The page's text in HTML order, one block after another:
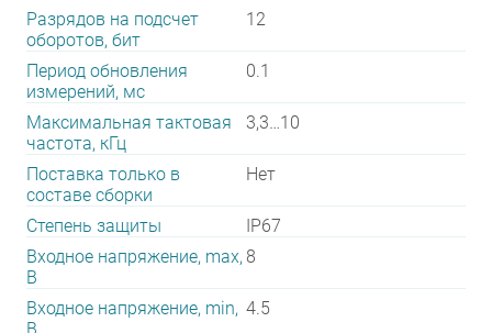
Разрядов на подсчет
оборотов, бит
12
Период обновления
измерений, мс
0.1
Максимальная тактовая
частота, кГц
3,3…10
Поставка только в
составе сборки
Нет
Степень защиты
IP67
Входное напряжение, max,
В
8
Входное напряжение, min, 4.5